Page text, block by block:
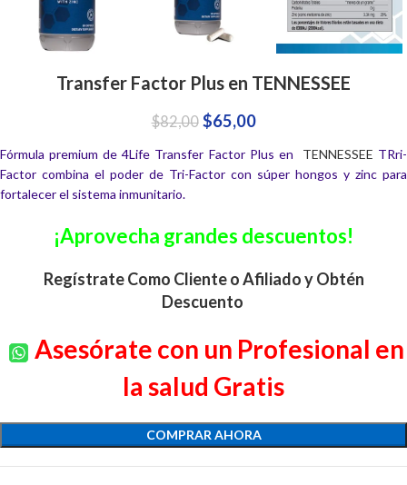
Transfer Factor Plus en TENNESSEE
$82,00 $65,00
Fórmula premium de 4Life Transfer Factor Plus en TENNESSEE TRri-
Factor combina el poder de Tri-Factor con súper hongos y zinc para
fortalecer el sistema inmunitario.
¡Aprovecha grandes descuentos!
Regístrate Como Cliente o Afiliado y Obtén
Descuento
Asesórate con un Profesional en
la salud Gratis
COMPRAR AHORA